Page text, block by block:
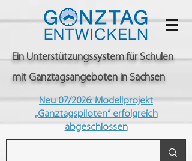
Ein Unterstützungssystem für Schulen
mit Ganztagsangeboten in Sachsen
Neu 07/2026: Modellprojekt
„Ganztagspiloten“ erfolgreich
abgeschlossen